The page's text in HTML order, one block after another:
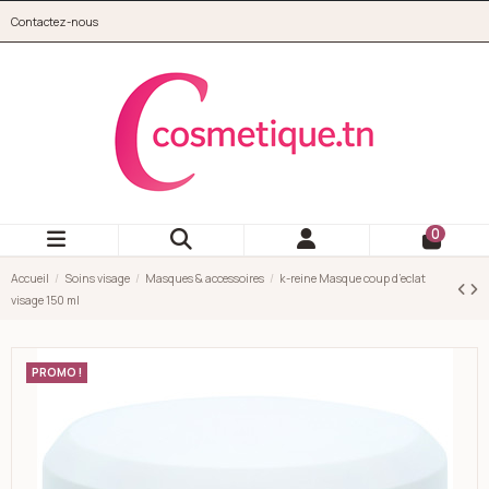
Contactez-nous
0
Accueil Soins visage Masques & accessoires
k-reine Masque coup d’eclat
visage 150 ml
PROMO !